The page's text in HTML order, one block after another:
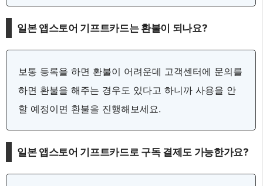
일본 앱스토어 기프트카드는 환불이 되나요?
보통 등록을 하면 환불이 어려운데 고객센터에 문의를
하면 환불을 해주는 경우도 있다고 하니까 사용을 안
할 예정이면 환불을 진행해보세요.
일본 앱스토어 기프트카드로 구독 결제도 가능한가요?